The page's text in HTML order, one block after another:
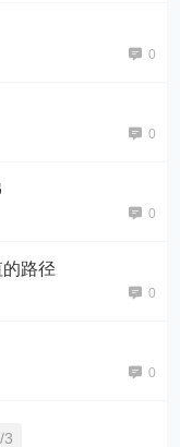
0
0
0
路径
0
0
3